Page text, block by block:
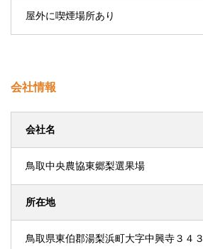
屋外に喫煙場所あり
会社情報
会社名
鳥取中央農協東郷梨選果場
所在地
鳥取県東伯郡湯梨浜町大字中興寺３４３